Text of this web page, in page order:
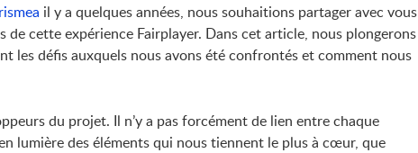
il y a quelques années, nous souhaitions partager avec vous
de cette expérience Fairplayer. Dans cet article, nous plongerons
les défis auxquels nous avons été confrontés et comment nous
du projet. Il n’y a pas forcément de lien entre chaque
lumière des éléments qui nous tiennent le plus à cœur, que